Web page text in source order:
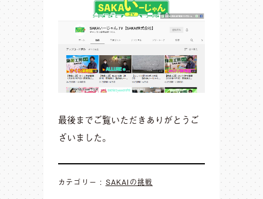
最後までご覧いただきありがとうご
ざいました。
カテゴリー : SAKAIの挑戦